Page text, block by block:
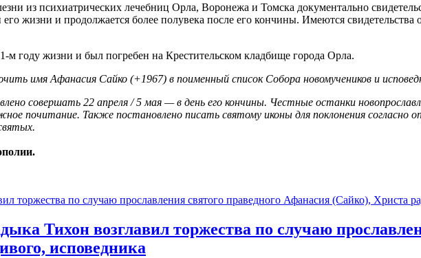
из психиатрических лечебниц Орла, Воронежа и Томска документально
жизни и продолжается более полувека после его кончины. Имеются
м году жизни и был погребен на Крестительском кладбище города Орла.
имя Афанасия Сайко (+1967) в поименный список Собора новомучеников и
совершать 22 апреля / 5 мая — в день его кончины. Честные останки
почитание. Также постановлено писать святому иконы для поклонения согласно
Тихон возглавил торжества по случаю
исповедника